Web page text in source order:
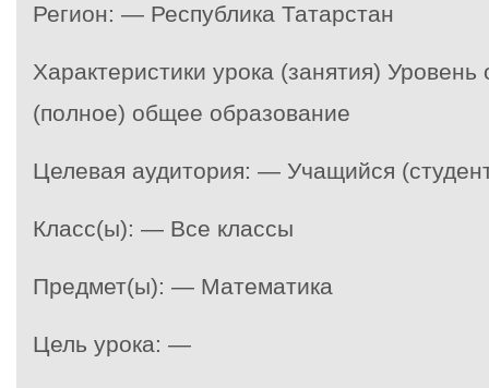
Регион: — Республика Татарстан
Характеристики урока (занятия)
(полное) общее образование
Целевая аудитория: — Учащийся
Класс(ы): — Все классы
Предмет(ы): — Математика
Цель урока: —